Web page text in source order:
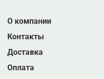
О компании
Контакты
Доставка
Оплата